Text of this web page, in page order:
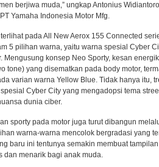
berjiwa muda,” ungkap Antonius
Yamaha Indonesia Motor Mfg.
pada All New Aerox 155 Connected
5 pilihan warna, yaitu warna spesial Cyber
Mengusung konsep Neo Sporty, kesan
tone) yang disematkan pada body motor,
varian warna Yellow Blue. Tidak hanya itu,
Cyber City yang mengadopsi tema
dunia ciber.
sporty pada motor juga turut dibangun
warna-warna mencolok bergradasi yang
baru ini tentunya semakin membuat
dan menarik bagi anak muda.